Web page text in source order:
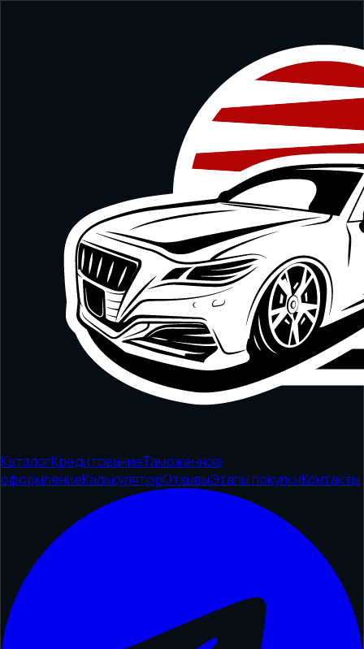
КаталогКредитованиеТаможенное
оформлениеКалькуляторОтзывыЭтапы покупкиКонтакты